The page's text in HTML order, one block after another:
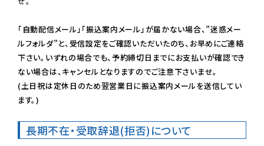
「自動配信メール」「振込案内メール」が届かない場合、”迷惑メー
ルフォルダ”と、受信設定をご確認いただいたのち、お早めにご連絡
下さい。いずれの場合でも、予約締切日までにお支払いが確認でき
ない場合は、キャンセルとなりますのでご注意下さいませ。
(土日祝は定休日のため翌営業日に振込案内メールを送信してい
ます。)
長期不在・受取辞退(拒否)について